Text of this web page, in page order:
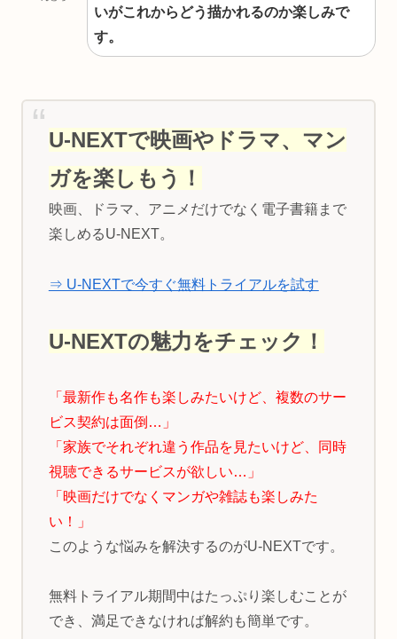
いがこれからどう描かれるのか楽しみで
す。
U-NEXTで映画やドラマ、マン
ガを楽しもう！
映画、ドラマ、アニメだけでなく電子書籍まで
楽しめるU-NEXT。
⇒ U-NEXTで今すぐ無料トライアルを試す
U-NEXTの魅力をチェック！
「最新作も名作も楽しみたいけど、複数のサー
ビス契約は面倒…」
「家族でそれぞれ違う作品を見たいけど、同時
視聴できるサービスが欲しい…」
「映画だけでなくマンガや雑誌も楽しみた
い！」
このような悩みを解決するのがU-NEXTです。
無料トライアル期間中はたっぷり楽しむことが
でき、満足できなければ解約も簡単です。